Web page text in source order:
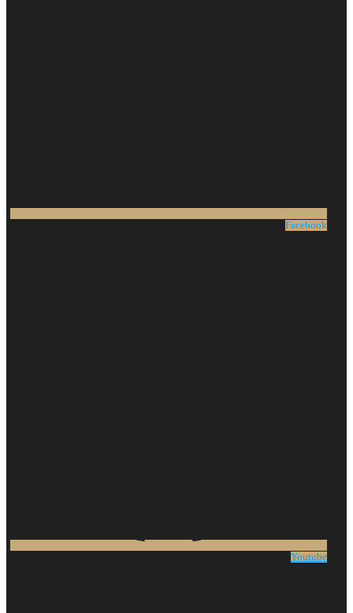
Facebook
Youtube